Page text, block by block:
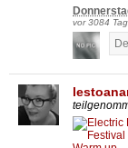
vor 3084